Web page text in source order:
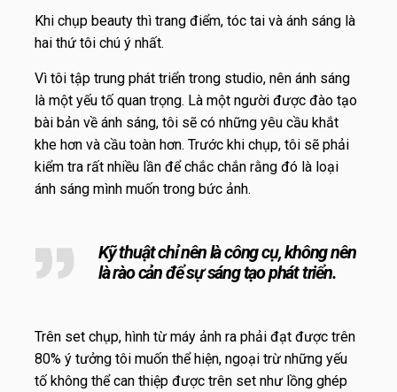
Khi chụp beauty thì trang điểm, tóc tai và ánh sáng là
hai thứ tôi chú ý nhất.
Vì tôi tập trung phát triển trong studio, nên ánh sáng
là một yếu tố quan trọng. Là một người được đào tạo
bài bản về ánh sáng, tôi sẽ có những yêu cầu khắt
khe hơn và cầu toàn hơn. Trước khi chụp, tôi sẽ phải
kiểm tra rất nhiều lần để chắc chắn rằng đó là loại
ánh sáng mình muốn trong bức ảnh.
Kỹ thuật chỉ nên là công cụ, không nên
là rào cản để sự sáng tạo phát triển.
Trên set chụp, hình từ máy ảnh ra phải đạt được trên
80% ý tưởng tôi muốn thể hiện, ngoại trừ những yếu
tố không thể can thiệp được trên set như lồng ghép